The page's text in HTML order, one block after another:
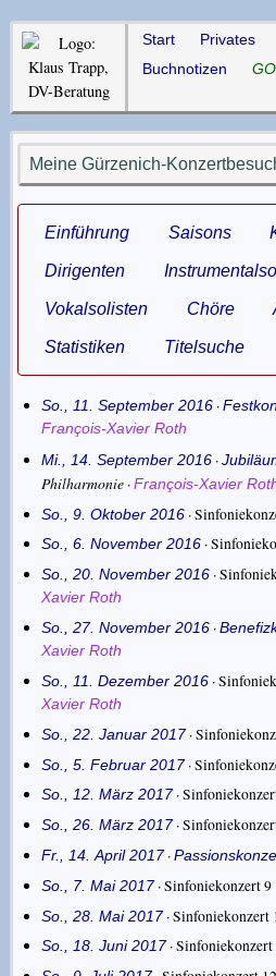
Start Privates
Buchnotizen
Meine Gürzenich-
Einführung Saisons
Dirigenten
Vokalsolisten Chöre
Statistiken Titelsuche
So., 11. September 2016·
François-Xavier Roth
Mi., 14. September 2016·
Philharmonie· François-Xavier
So., 9. Oktober 2016·
So., 6. November 2016·
So., 20. November 2016·
Xavier Roth
So., 27. November 2016·
Xavier Roth
So., 11. Dezember 2016·
Xavier Roth
So., 22. Januar 2017·
So., 5. Februar 2017·
So., 12. März 2017·
So., 26. März 2017·
Fr., 14. April 2017·
So., 7. Mai 2017· Sinfoniekonzert 9
So., 28. Mai 2017· Sinfoniekonzert
So., 18. Juni 2017· Sinfoniekonzert